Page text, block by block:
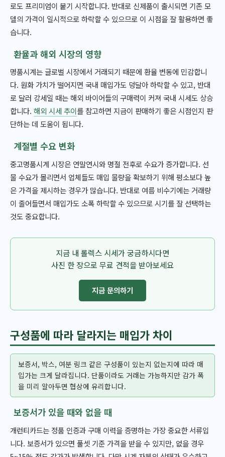
로도 프리미엄이 붙기 시작합니다. 반대로 신제품이 출시되면 기존 모
델의 가격이 일시적으로 하락할 수 있으므로 이 시점을 잘 활용하면 좋
습니다.
환율과 해외 시장의 영향
명품시계는 글로벌 시장에서 거래되기 때문에 환율 변동에 민감합니
다. 원화 가치가 떨어지면 국내 매입가도 덩달아 하락할 수 있고, 반대
로 달러 강세일 때는 해외 바이어들의 구매력이 커져 국내 시세도 상승
합니다. 해외 시세 추이를 참고하면 지금이 판매하기 좋은 시점인지 판
단하는 데 도움이 됩니다.
계절별 수요 변화
중고명품시계 시장은 연말연시와 명절 전후로 수요가 증가합니다. 선
물 수요가 몰리면서 업체들도 매입 물량을 확보하기 위해 평소보다 높
은 가격을 제시하는 경우가 많습니다. 반대로 여름 비수기에는 거래량
이 줄어들면서 매입가도 소폭 하락할 수 있으므로 시기를 잘 선택하는
것도 중요합니다.
지금 내 롤렉스 시세가 궁금하시다면
사진 한 장으로 무료 견적을 받아보세요
지금 문의하기
구성품에 따라 달라지는 매입가 차이
보증서, 박스, 여분 링크 같은 구성품이 있는지 없는지에 따라 매
입가는 크게 달라집니다. 단품이라도 거래는 가능하지만 감가 폭
을 미리 알아두면 협상에 유리합니다.
보증서가 있을 때와 없을 때
개런티카드는 정품 인증과 구매 이력을 증명하는 가장 중요한 서류입
니다. 보증서가 있으면 풀셋 기준 가격을 받을 수 있지만, 없을 경우